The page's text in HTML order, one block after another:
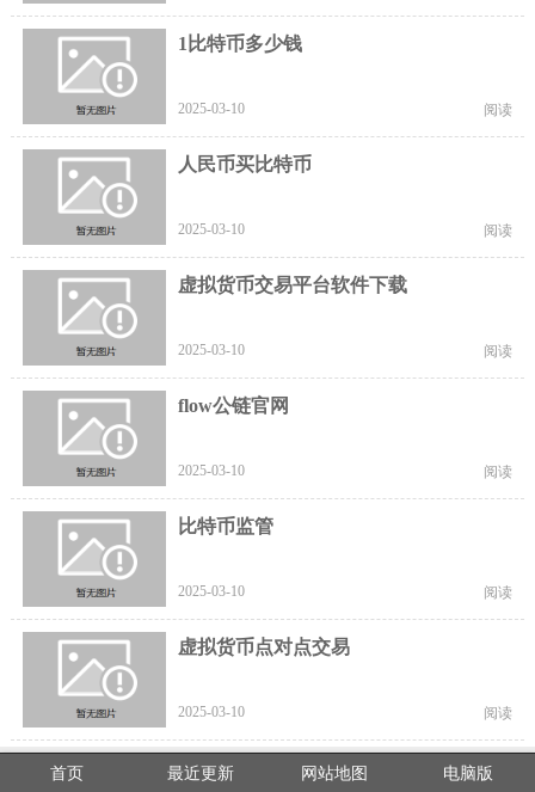
1比特币多少钱
2025-03-10 阅读
人民币买比特币
2025-03-10 阅读
虚拟货币交易平台软件下载
2025-03-10 阅读
flow公链官网
2025-03-10 阅读
比特币监管
2025-03-10 阅读
虚拟货币点对点交易
2025-03-10 阅读
首页 最近更新 网站地图 电脑版